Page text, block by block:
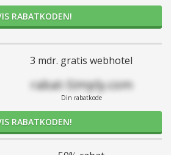
RABATKODEN!
3 mdr. gratis webhotel
rabat-Simply.com
Din rabatkode
RABATKODEN!